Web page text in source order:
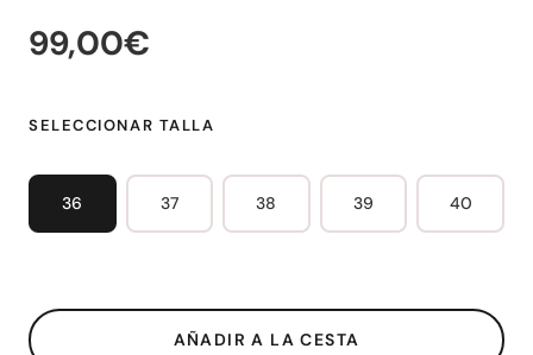
99,00€
SELECCIONAR TALLA
36 37 38 39 40